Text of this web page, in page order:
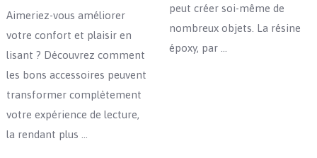
Aimeriez-vous améliorer
votre confort et plaisir en
lisant ? Découvrez comment
les bons accessoires peuvent
transformer complètement
votre expérience de lecture,
la rendant plus …
peut créer soi-même de
nombreux objets. La résine
époxy, par …